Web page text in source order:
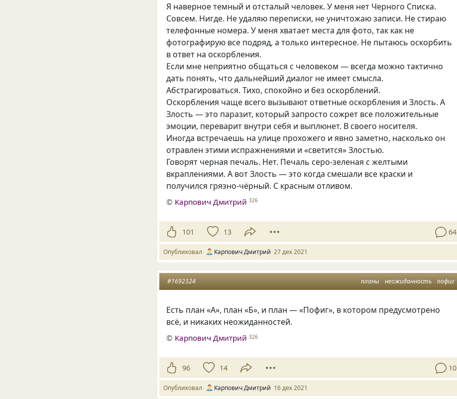
Я наверное темный и отсталый человек. У меня нет Черного Списка.
Совсем. Нигде. Не удаляю переписки, не уничтожаю записи. Не стираю
телефонные номера. У меня хватает места для фото, так как не
фотографирую все подряд, а только интересное. Не пытаюсь оскорбить
в ответ на оскорбления.
Если мне неприятно общаться с человеком — всегда можно тактично
дать понять, что дальнейший диалог не имеет смысла.
Абстрагироваться. Тихо, спокойно и без оскорблений.
Оскорбления чаще всего вызывают ответные оскорбления и Злость. А
Злость — это паразит, который запросто сожрет все положительные
эмоции, переварит внутри себя и выплюнет. В своего носителя.
Иногда встречаешь на улице прохожего и явно заметно, насколько он
отравлен этими испражнениями и «светится» Злостью.
Говорят черная печаль. Нет. Печаль серо-зеленая с желтыми
вкраплениями. А вот Злость — это когда смешали все краски и
получился грязно-чёрный. С красным отливом.
© Карпович Дмитрий 326
101 13 64
Опубликовал Карпович Дмитрий 27 дек 2021
планы неожиданность пофиг
#1692324
Есть план «А», план «Б», и план — «Пофиг», в котором предусмотрено
всё, и никаких неожиданностей.
© Карпович Дмитрий 326
96 14 10
Опубликовал Карпович Дмитрий 16 дек 2021